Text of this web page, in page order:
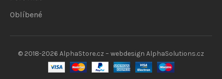
Oblíbené
© 2018-2026 AlphaStore.cz – webdesign AlphaSolutions.cz